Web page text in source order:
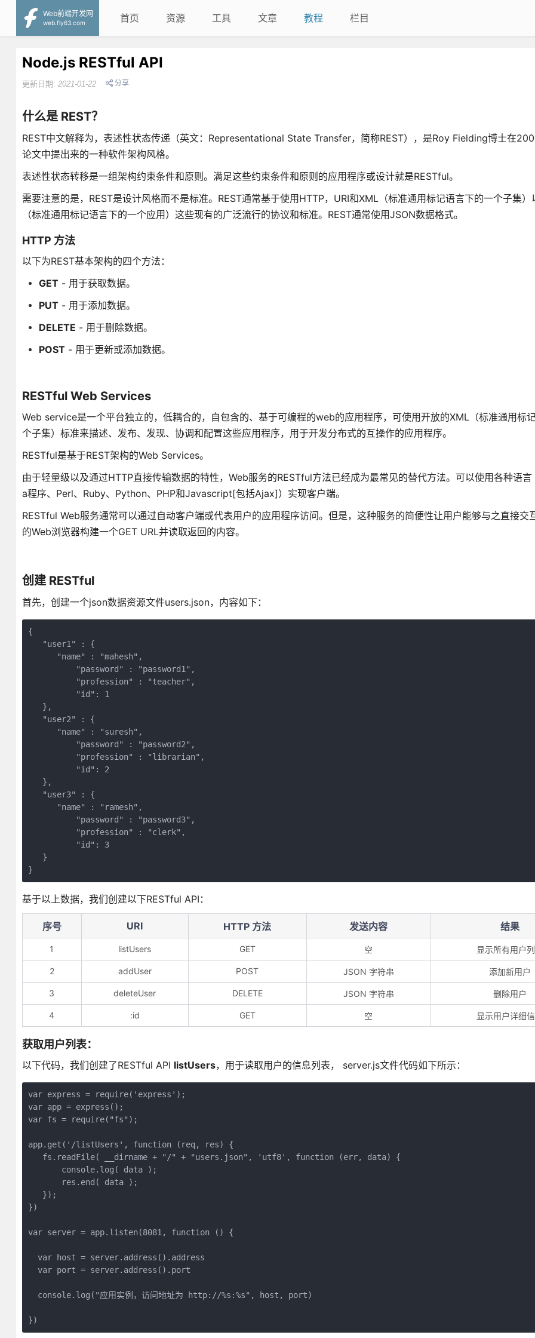
Web前端开发网
web.fly63.com
首页 资源 工具 文章 教程 栏目
Node.js RESTful API
更新日期: 2021-01-22 分享
什么是 REST？
REST中文解释为，表述性状态传递（英文：Representational State Transfer，简称REST），是Roy Fielding博士在
论文中提出来的一种软件架构风格。
表述性状态转移是一组架构约束条件和原则。满足这些约束条件和原则的应用程序或设计就是RESTful。
需要注意的是，REST是设计风格而不是标准。REST通常基于使用HTTP，URI和XML（标准通用标记语言下的一个子集
（标准通用标记语言下的一个应用）这些现有的广泛流行的协议和标准。REST通常使用JSON数据格式。
HTTP 方法
以下为REST基本架构的四个方法：
GET- 用于获取数据。
PUT- 用于添加数据。
DELETE - 用于删除数据。
POST- 用于更新或添加数据。
RESTful Web Services
Web service是一个平台独立的，低耦合的，自包含的、基于可编程的web的应用程序，可使用开放的XML（标准通用标
个子集）标准来描述、发布、发现、协调和配置这些应用程序，用于开发分布式的互操作的应用程序。
RESTful是基于REST架构的Web Services。
由于轻量级以及通过HTTP直接传输数据的特性，Web服务的RESTful方法已经成为最常见的替代方法。可以使用各种语
a程序、Perl、Ruby、Python、PHP和Javascript[包括Ajax]）实现客户端。
RESTful Web服务通常可以通过自动客户端或代表用户的应用程序访问。但是，这种服务的简便性让用户能够与之直接交
的Web浏览器构建一个GET URL并读取返回的内容。
创建 RESTful
首先，创建一个json数据资源文件users.json，内容如下：
{
   "user1" : {
      "name" : "mahesh",
   },
   "user2" : {
      "name" : "suresh",
   },
   "user3" : {
      "name" : "ramesh",
   }
基于以上数据，我们创建以下RESTful API：
序号 URI HTTP 方法 发送内容 结果
1 listUsers GET 空 显示所有用户
2 addUser POST JSON 字符串 添加新用户
3 deleteUser DELETE JSON 字符串 删除用户
4 :id GET 空 显示用户详细
获取用户列表：
以下代码，我们创建了RESTful API listUsers，用于读取用户的信息列表， server.js文件代码如下所示：
var express = require('express');
var app = express();
var fs = require("fs");
app.get('/listUsers', function (req, res) {
   fs.readFile( __dirname + "/" + "users.json", 'utf8', function (err, data) {
       console.log( data );
       res.end( data );
   });
})
var server = app.listen(8081, function () {
  var host = server.address().address
  var port = server.address().port
  console.log("应用实例，访问地址为 http://%s:%s", host, port)